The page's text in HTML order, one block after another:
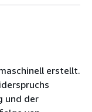
erstellt.
und der